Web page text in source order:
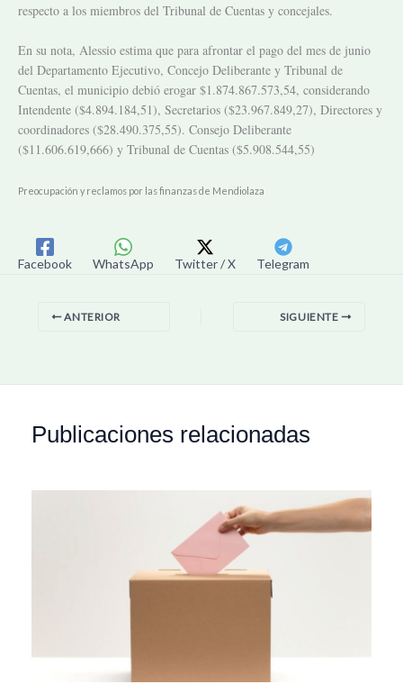
respecto a los miembros del Tribunal de Cuentas y concejales.
En su nota, Alessio estima que para afrontar el pago del mes de junio
del Departamento Ejecutivo, Concejo Deliberante y Tribunal de
Cuentas, el municipio debió erogar $1.874.867.573,54, considerando
Intendente ($4.894.184,51), Secretarios ($23.967.849,27), Directores y
coordinadores ($28.490.375,55). Consejo Deliberante
($11.606.619,666) y Tribunal de Cuentas ($5.908.544,55)
Preocupación y reclamos por las finanzas de Mendiolaza
Facebook WhatsApp Twitter / X Telegram
ANTERIOR SIGUIENTE
Publicaciones relacionadas